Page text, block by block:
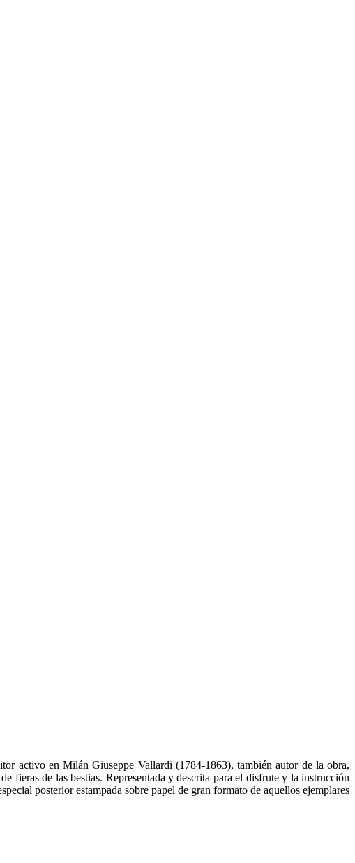
activo en Milán Giuseppe Vallardi (1784-1863), también autor de la obra,
de las bestias. Representada y descrita para el disfrute y la instrucción
posterior estampada sobre papel de gran formato de aquellos ejemplares